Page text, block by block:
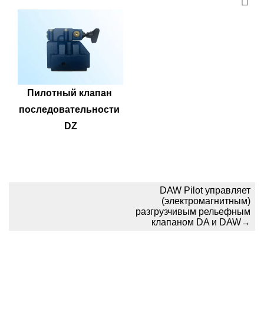
Пилотный клапан
последовательности
DZ
DAW Pilot управляет
(электромагнитным)
разгрузчивым рельефным
клапаном DA и DAW→